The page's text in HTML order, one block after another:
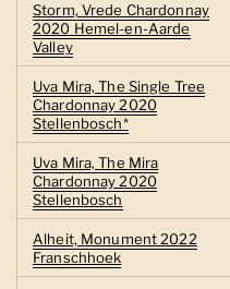
Storm, Vrede Chardonnay
2020 Hemel-en-Aarde
Valley
Uva Mira, The Single Tree
Chardonnay 2020
Stellenbosch*
Uva Mira, The Mira
Chardonnay 2020
Stellenbosch
Alheit, Monument 2022
Franschhoek